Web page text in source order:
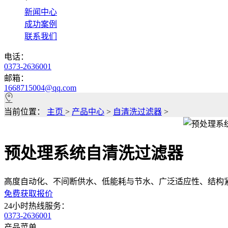
新闻中心
成功案例
联系我们
电话：
0373-2636001
邮箱：
1668715004@qq.com
当前位置： 主页 > 产品中心 > 自清洗过滤器 >
预处理系统自清洗过滤器
高度自动化、不间断供水、低能耗与节水、广泛适应性、结构
免费获取报价
24小时热线服务：
0373-2636001